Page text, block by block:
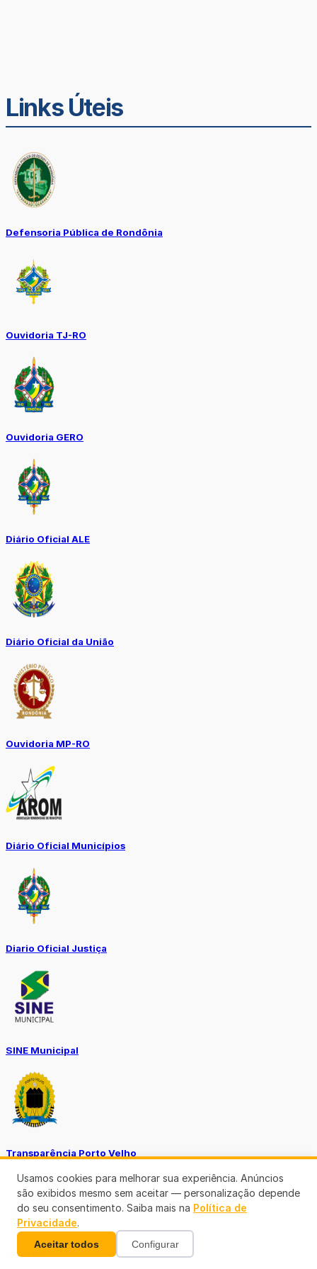
Links Úteis
Defensoria Pública de Rondônia
Ouvidoria TJ-RO
Ouvidoria GERO
Diário Oficial ALE
Diário Oficial da União
Ouvidoria MP-RO
Diário Oficial Municípios
Diario Oficial Justiça
SINE Municipal
Transparência Porto Velho
SEMUSA
Usamos cookies para melhorar sua experiência. Anúncios
são exibidos mesmo sem aceitar — personalização depende
do seu consentimento. Saiba mais na Política de
Privacidade.
Aceitar todos Configurar